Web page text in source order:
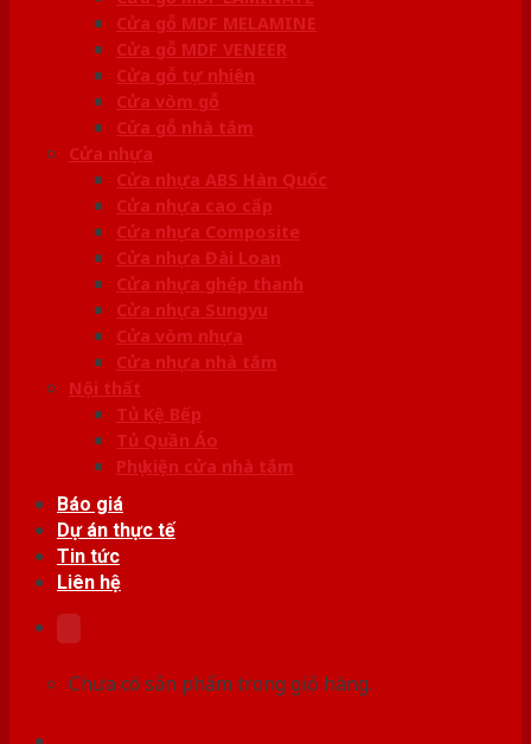
Cửa gỗ MDF MELAMINE
Cửa gỗ MDF VENEER
Cửa gỗ tự nhiên
Cửa vòm gỗ
Cửa gỗ nhà tắm
Cửa nhựa
Cửa nhựa ABS Hàn Quốc
Cửa nhựa cao cấp
Cửa nhựa Composite
Cửa nhựa Đài Loan
Cửa nhựa ghép thanh
Cửa nhựa Sungyu
Cửa vòm nhựa
Cửa nhựa nhà tắm
Nội thất
Tủ Kệ Bếp
Tủ Quần Áo
Phụ kiện cửa nhà tắm
Báo giá
Dự án thực tế
Tin tức
Liên hệ
Chưa có sản phẩm trong giỏ hàng.